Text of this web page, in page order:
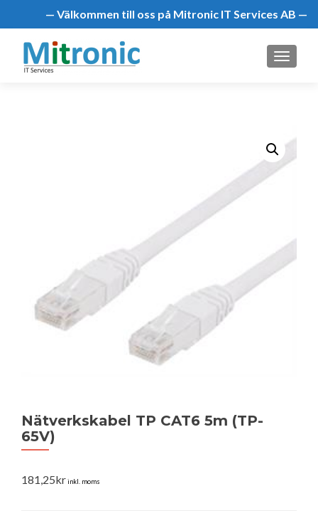
— Välkommen till oss på Mitronic IT Services AB —
MENU
Nätverkskabel TP CAT6 5m (TP-
65V)
181,25krinkl. moms